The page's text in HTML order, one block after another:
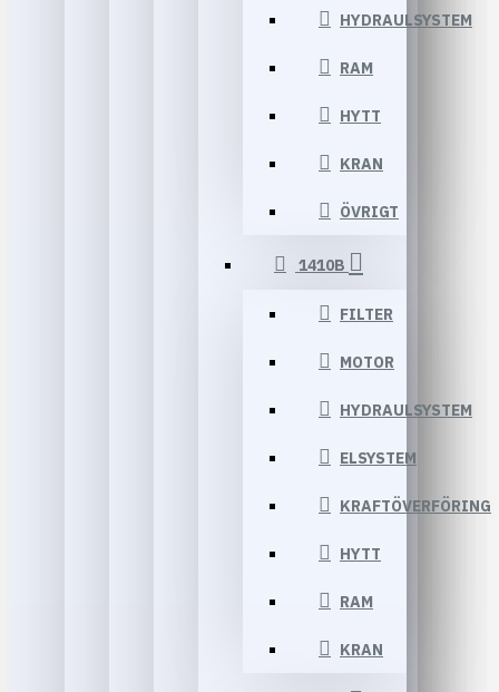
HYDRAULSYSTEM
RAM
HYTT
KRAN
ÖVRIGT
1410B
FILTER
MOTOR
HYDRAULSYSTEM
ELSYSTEM
KRAFTÖVERFÖRING
HYTT
RAM
KRAN